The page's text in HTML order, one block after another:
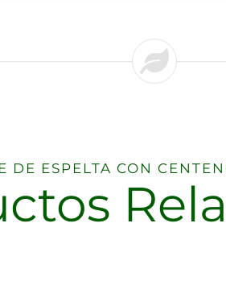
DE ESPELTA CON